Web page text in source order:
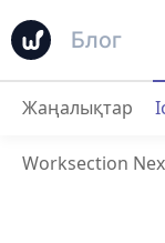
Блог
Моно
Жаңалықтар
Worksection